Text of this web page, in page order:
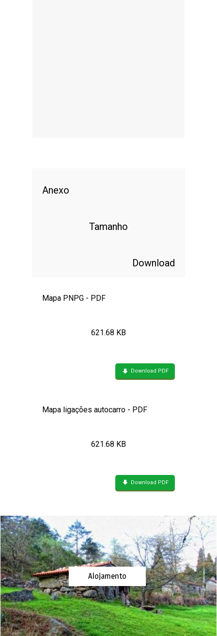
Anexo
Tamanho
Download
Mapa PNPG - PDF
621.68 KB
Download PDF
Mapa ligações autocarro - PDF
621.68 KB
Download PDF
Alojamento